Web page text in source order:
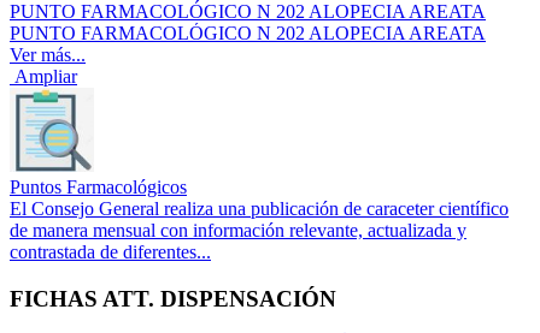
PUNTO FARMACOLÓGICO N 202 ALOPECIA AREATA
PUNTO FARMACOLÓGICO N 202 ALOPECIA AREATA
Ver más...
Ampliar
Puntos Farmacológicos
El Consejo General realiza una publicación de caraceter científico
de manera mensual con información relevante, actualizada y
contrastada de diferentes...
FICHAS ATT. DISPENSACIÓN